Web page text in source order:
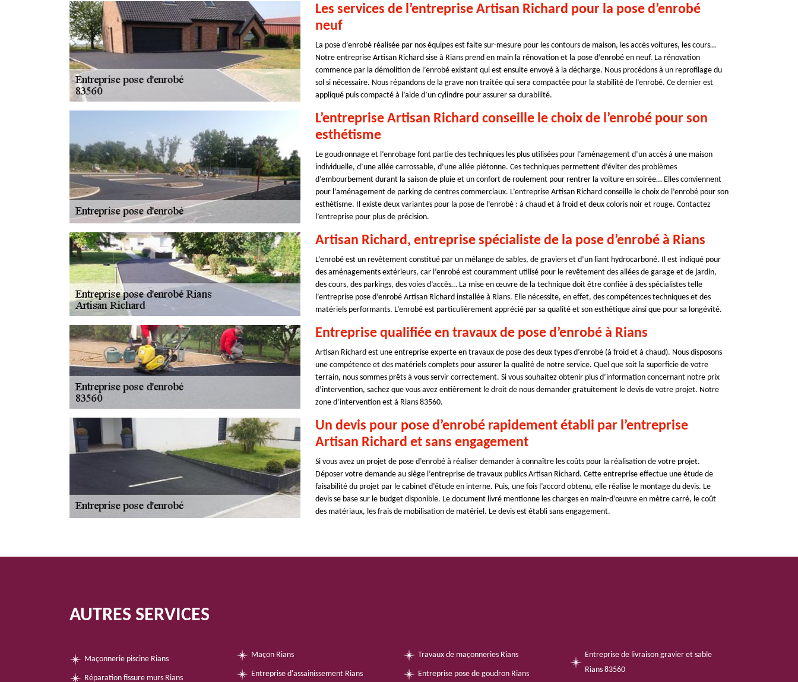
Les services de l’entreprise Artisan Richard pour la pose d’enrobé
neuf
La pose d’enrobé réalisée par nos équipes est faite sur-mesure pour les contours de maison, les accès voitures, les cours…
Notre entreprise Artisan Richard sise à Rians prend en main la rénovation et la pose d’enrobé en neuf. La rénovation
commence par la démolition de l’enrobé existant qui est ensuite envoyé à la décharge. Nous procédons à un reprofilage du
sol si nécessaire. Nous répandons de la grave non traitée qui sera compactée pour la stabilité de l’enrobé. Ce dernier est
appliqué puis compacté à l’aide d’un cylindre pour assurer sa durabilité.
L’entreprise Artisan Richard conseille le choix de l’enrobé pour son
esthétisme
Le goudronnage et l’enrobage font partie des techniques les plus utilisées pour l’aménagement d’un accès à une maison
individuelle, d’une allée carrossable, d’une allée piétonne. Ces techniques permettent d’éviter des problèmes
d’embourbement durant la saison de pluie et un confort de roulement pour rentrer la voiture en soirée… Elles conviennent
pour l’aménagement de parking de centres commerciaux. L’entreprise Artisan Richard conseille le choix de l’enrobé pour son
esthétisme. Il existe deux variantes pour la pose de l’enrobé : à chaud et à froid et deux coloris noir et rouge. Contactez
l’entreprise pour plus de précision.
Artisan Richard, entreprise spécialiste de la pose d’enrobé à Rians
L’enrobé est un revêtement constitué par un mélange de sables, de graviers et d’un liant hydrocarboné. Il est indiqué pour
des aménagements extérieurs, car l’enrobé est couramment utilisé pour le revêtement des allées de garage et de jardin,
des cours, des parkings, des voies d’accès… La mise en œuvre de la technique doit être confiée à des spécialistes telle
l’entreprise pose d’enrobé Artisan Richard installée à Rians. Elle nécessite, en effet, des compétences techniques et des
matériels performants. L’enrobé est particulièrement apprécié par sa qualité et son esthétique ainsi que pour sa longévité.
Entreprise qualifiée en travaux de pose d’enrobé à Rians
Artisan Richard est une entreprise experte en travaux de pose des deux types d’enrobé (à froid et à chaud). Nous disposons
une compétence et des matériels complets pour assurer la qualité de notre service. Quel que soit la superficie de votre
terrain, nous sommes prêts à vous servir correctement. Si vous souhaitez obtenir plus d’information concernant notre prix
d’intervention, sachez que vous avez entièrement le droit de nous demander gratuitement le devis de votre projet. Notre
zone d’intervention est à Rians 83560.
Un devis pour pose d’enrobé rapidement établi par l’entreprise
Artisan Richard et sans engagement
Si vous avez un projet de pose d’enrobé à réaliser demander à connaître les coûts pour la réalisation de votre projet.
Déposer votre demande au siège l’entreprise de travaux publics Artisan Richard. Cette entreprise effectue une étude de
faisabilité du projet par le cabinet d’étude en interne. Puis, une fois l’accord obtenu, elle réalise le montage du devis. Le
devis se base sur le budget disponible. Le document livré mentionne les charges en main-d’œuvre en mètre carré, le coût
des matériaux, les frais de mobilisation de matériel. Le devis est établi sans engagement.
AUTRES SERVICES
Maçonnerie piscine Rians
Réparation fissure murs Rians
Maçon Rians
Entreprise d'assainissement Rians
Travaux de maçonneries Rians
Entreprise pose de goudron Rians
Entreprise de livraison gravier et sable
Rians 83560